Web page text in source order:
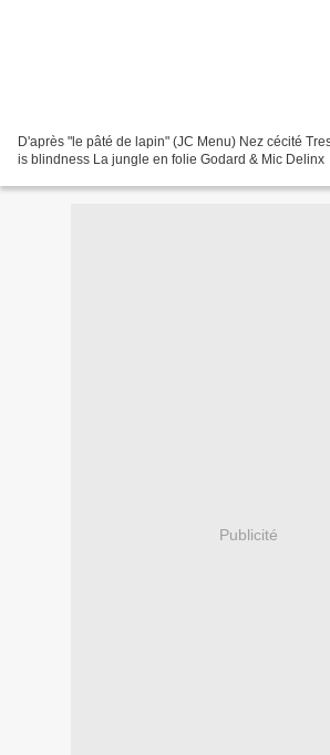
D'après "le pâté de lapin" (JC Menu) Nez cécité
is blindness La jungle en folie Godard & Mic Delinx
Publicité